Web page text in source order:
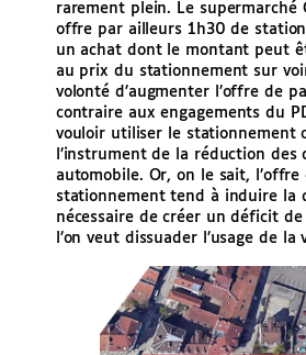
rarement plein. Le supermarché
offre par ailleurs 1h30 de
un achat dont le montant peut
au prix du stationnement sur
volonté d’augmenter l’offre de
contraire aux engagements du
vouloir utiliser le stationnement
l’instrument de la réduction des
automobile. Or, on le sait, l’offre
stationnement tend à induire la
nécessaire de créer un déficit
l’on veut dissuader l’usage de